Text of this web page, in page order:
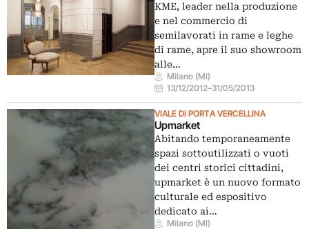
KME, leader nella produzione
e nel commercio di
semilavorati in rame e leghe
di rame, apre il suo showroom
alle…
Milano (MI)
13/12/2012–31/05/2013
VIALE DI PORTA VERCELLINA
Upmarket
Abitando temporaneamente
spazi sottoutilizzati o vuoti
dei centri storici cittadini,
upmarket è un nuovo formato
culturale ed espositivo
dedicato ai…
Milano (MI)